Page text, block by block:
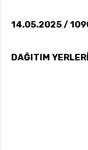
14.05.2025 /
DAĞITIM